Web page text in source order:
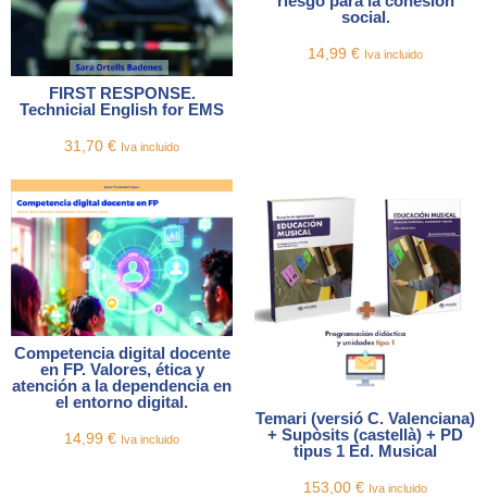
FIRST RESPONSE.
Technicial English for EMS
31,70 € Iva incluido
social.
14,99 € Iva incluido
Competencia digital docente
en FP. Valores, ética y
atención a la dependencia en
el entorno digital.
14,99 € Iva incluido
Temari (versió C. Valenciana)
+ Supòsits (castellà) + PD
tipus 1 Ed. Musical
153,00 € Iva incluido